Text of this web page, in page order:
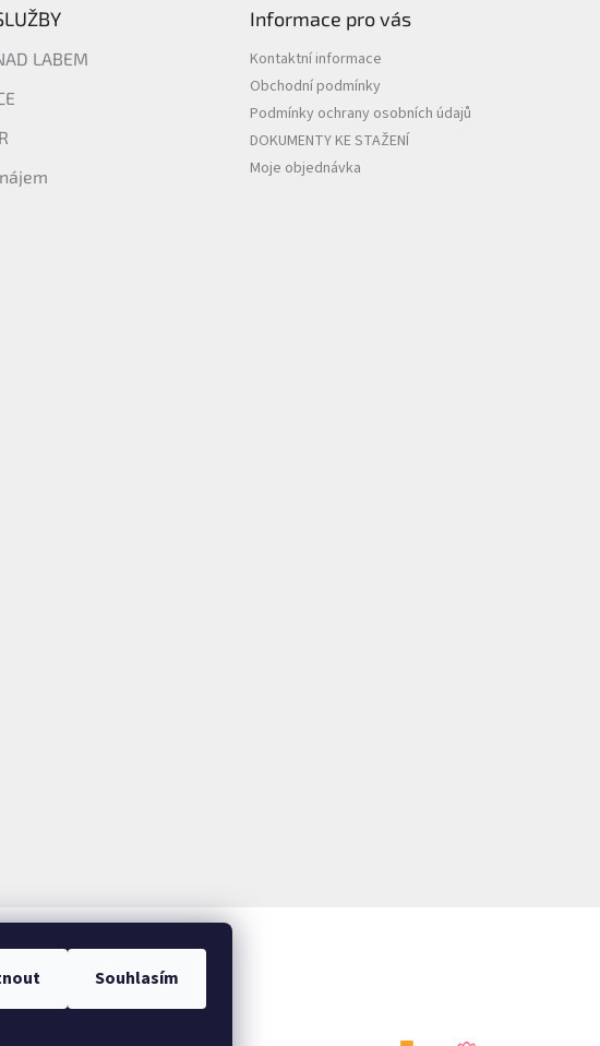
Souhlasím
LABEM
Informace pro vás
Kontaktní informace
Obchodní podmínky
Podmínky ochrany osobních údajů
DOKUMENTY KE STAŽENÍ
Moje objednávka